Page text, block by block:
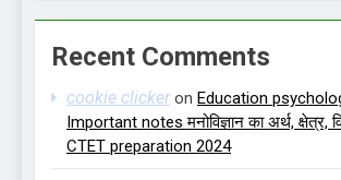
Recent Comments
cookie clickeron Education
Important notes मनोविज्ञान का अर्थ, क्षेत्र,
CTET preparation 2024